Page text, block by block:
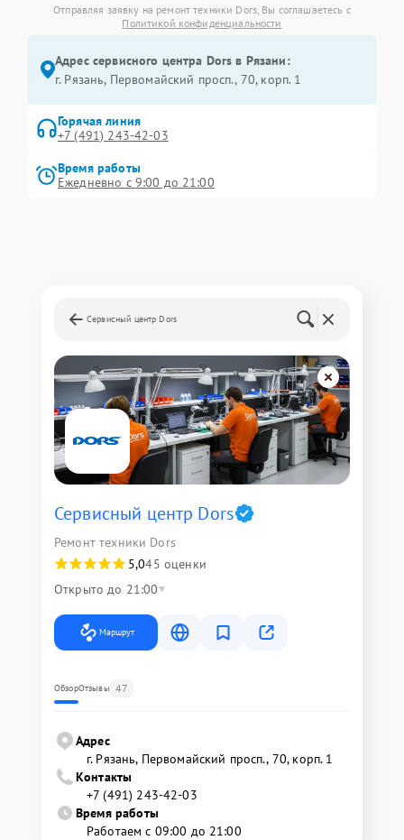
Отправляя заявку на ремонт техники Dors, Вы соглашаетесь с
Политикой конфиденциальности
Адрес сервисного центра Dors в Рязани:
г. Рязань, Первомайский просп., 70, корп. 1
Горячая линия
+7 (491) 243-42-03
Время работы
Ежедневно с 9:00 до 21:00
Сервисный центр Dors
Сервисный центр Dors
Ремонт техники Dors
5,045 оценки
Открыто до 21:00
Маршрут
ОбзорОтзывы 47
Адрес
г. Рязань, Первомайский просп., 70, корп. 1
Контакты
+7 (491) 243-42-03
Время работы
Работаем с 09:00 до 21:00